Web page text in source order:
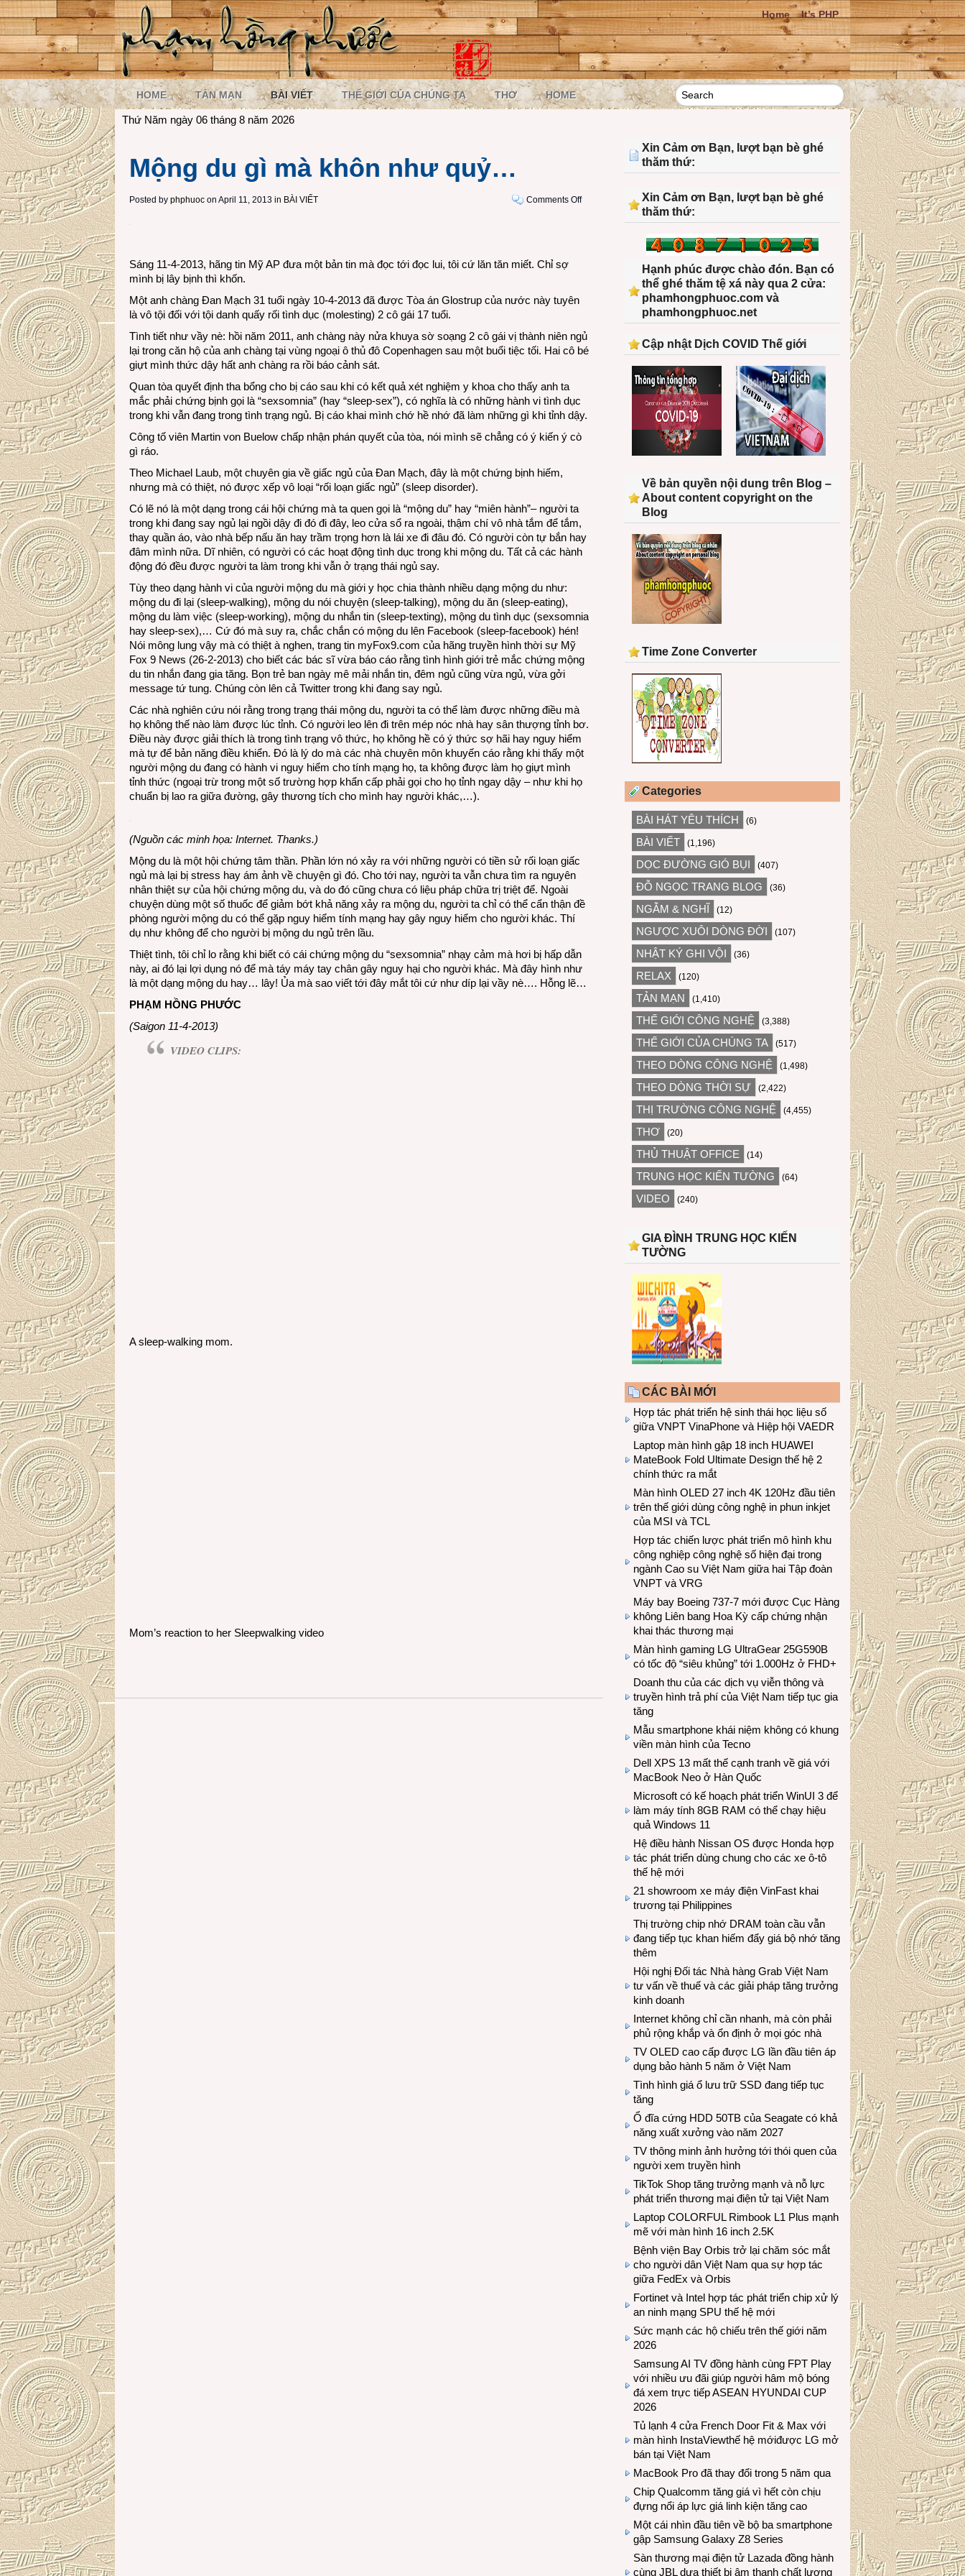
Home It’s PHP
HOME TẢN MẠN BÀI VIẾT THẾ GIỚI CỦA CHÚNG TA THƠ HOME
Thứ Năm ngày 06 tháng 8 năm 2026
Mộng du gì mà khôn như quỷ…
Posted by phphuoc on April 11, 2013 in BÀI VIẾT Comments Offon
Sáng 11-4-2013, hãng tin Mỹ AP đưa một bản tin mà đọc tới đọc lui, tôi cứ lăn tăn miết. Chỉ sợ
mình bị lây bịnh thì khốn.
Một anh chàng Đan Mạch 31 tuổi ngày 10-4-2013 đã được Tòa án Glostrup của nước này tuyên
là vô tội đối với tội danh quấy rối tình dục (molesting) 2 cô gái 17 tuổi.
Tình tiết như vầy nè: hồi năm 2011, anh chàng này nửa khuya sờ soạng 2 cô gái vị thành niên ngủ
lại trong căn hộ của anh chàng tại vùng ngoại ô thủ đô Copenhagen sau một buổi tiệc tối. Hai cô bé
giựt mình thức dậy hất anh chàng ra rồi báo cảnh sát.
Quan tòa quyết định tha bổng cho bị cáo sau khi có kết quả xét nghiệm y khoa cho thấy anh ta
mắc phải chứng bịnh gọi là “sexsomnia” (hay “sleep-sex”), có nghĩa là có những hành vi tình dục
trong khi vẫn đang trong tình trạng ngủ. Bị cáo khai mình chớ hề nhớ đã làm những gì khi tỉnh dậy.
Công tố viên Martin von Buelow chấp nhận phán quyết của tòa, nói mình sẽ chẳng có ý kiến ý cò
gì ráo.
Theo Michael Laub, một chuyên gia về giấc ngủ của Đan Mạch, đây là một chứng bịnh hiếm,
nhưng mà có thiệt, nó được xếp vô loại “rối loạn giấc ngủ” (sleep disorder).
Có lẽ nó là một dạng trong cái hội chứng mà ta quen gọi là “mộng du” hay “miên hành”– người ta
trong khi đang say ngủ lại ngồi dậy đi đó đi đây, leo cửa sổ ra ngoài, thậm chí vô nhà tắm để tắm,
thay quần áo, vào nhà bếp nấu ăn hay trầm trọng hơn là lái xe đi đâu đó. Có người còn tự bắn hay
đâm mình nữa. Dĩ nhiên, có người có các hoạt động tình dục trong khi mộng du. Tất cả các hành
động đó đều được người ta làm trong khi vẫn ở trạng thái ngủ say.
Tùy theo dạng hành vi của người mộng du mà giới y học chia thành nhiều dạng mộng du như:
mộng du đi lại (sleep-walking), mộng du nói chuyện (sleep-talking), mộng du ăn (sleep-eating),
mộng du làm việc (sleep-working), mộng du nhắn tin (sleep-texting), mộng du tình dục (sexsomnia
hay sleep-sex),… Cứ đó mà suy ra, chắc chắn có mộng du lên Facebook (sleep-facebook) hén!
Nói mông lung vậy mà có thiệt à nghen, trang tin myFox9.com của hãng truyền hình thời sự Mỹ
Fox 9 News (26-2-2013) cho biết các bác sĩ vừa báo cáo rằng tình hình giới trẻ mắc chứng mộng
du tin nhắn đang gia tăng. Bọn trẻ ban ngày mê mải nhắn tin, đêm ngủ cũng vừa ngủ, vừa gởi
message tứ tung. Chúng còn lên cả Twitter trong khi đang say ngủ.
Các nhà nghiên cứu nói rằng trong trạng thái mộng du, người ta có thể làm được những điều mà
họ không thế nào làm được lúc tỉnh. Có người leo lên đi trên mép nóc nhà hay sân thượng tỉnh bơ.
Điều này được giải thích là trong tình trạng vô thức, họ không hề có ý thức sợ hãi hay nguy hiểm
mà tự để bản năng điều khiển. Đó là lý do mà các nhà chuyên môn khuyến cáo rằng khi thấy một
người mộng du đang có hành vi nguy hiểm cho tính mạng họ, ta không được làm họ giựt mình
tỉnh thức (ngoại trừ trong một số trường hợp khẩn cấp phải gọi cho họ tỉnh ngay dậy – như khi họ
chuẩn bị lao ra giữa đường, gây thương tích cho mình hay người khác,…).
(Nguồn các minh họa: Internet. Thanks.)
Mộng du là một hội chứng tâm thần. Phần lớn nó xảy ra với những người có tiền sử rối loạn giấc
ngủ mà lại bị stress hay ám ảnh về chuyện gì đó. Cho tới nay, người ta vẫn chưa tìm ra nguyên
nhân thiệt sự của hội chứng mộng du, và do đó cũng chưa có liệu pháp chữa trị triệt để. Ngoài
chuyện dùng một số thuốc để giảm bớt khả năng xảy ra mộng du, người ta chỉ có thể cẩn thận đề
phòng người mộng du có thể gặp nguy hiểm tính mạng hay gây nguy hiểm cho người khác. Thí
dụ như không để cho người bị mộng du ngủ trên lầu.
Thiệt tình, tôi chỉ lo rằng khi biết có cái chứng mộng du “sexsomnia” nhạy cảm mà hơi bị hấp dẫn
này, ai đó lại lợi dụng nó để mà táy máy tay chân gây nguy hại cho người khác. Mà đây hình như
là một dạng mộng du hay… lây! Ủa mà sao viết tới đây mắt tôi cứ như díp lại vầy nè…. Hỗng lẽ…
PHẠM HỒNG PHƯỚC
(Saigon 11-4-2013)
VIDEO CLIPS:
A sleep-walking mom.
Mom’s reaction to her Sleepwalking video
Xin Cảm ơn Bạn, lượt bạn bè ghé
thăm thứ:
Xin Cảm ơn Bạn, lượt bạn bè ghé
thăm thứ:
Hạnh phúc được chào đón. Bạn có
thể ghé thăm tệ xá này qua 2 cửa:
phamhongphuoc.com và
phamhongphuoc.net
Cập nhật Dịch COVID Thế giới
Về bản quyền nội dung trên Blog –
About content copyright on the
Blog
Time Zone Converter
Categories
BÀI HÁT YÊU THÍCH (6)
BÀI VIẾT (1,196)
DỌC ĐƯỜNG GIÓ BỤI (407)
ĐỖ NGỌC TRANG BLOG (36)
NGẪM & NGHĨ (12)
NGƯỢC XUÔI DÒNG ĐỜI (107)
NHẬT KÝ GHI VỘI (36)
RELAX (120)
TẢN MẠN (1,410)
THẾ GIỚI CÔNG NGHỆ (3,388)
THẾ GIỚI CỦA CHÚNG TA (517)
THEO DÒNG CÔNG NGHỆ (1,498)
THEO DÒNG THỜI SỰ (2,422)
THỊ TRƯỜNG CÔNG NGHỆ (4,455)
THƠ (20)
THỦ THUẬT OFFICE (14)
TRUNG HỌC KIẾN TƯỜNG (64)
VIDEO (240)
GIA ĐÌNH TRUNG HỌC KIẾN
TƯỜNG
CÁC BÀI MỚI
Hợp tác phát triển hệ sinh thái học liệu số
giữa VNPT VinaPhone và Hiệp hội VAEDR
Laptop màn hình gập 18 inch HUAWEI
MateBook Fold Ultimate Design thế hệ 2
chính thức ra mắt
Màn hình OLED 27 inch 4K 120Hz đầu tiên
trên thế giới dùng công nghệ in phun inkjet
của MSI và TCL
Hợp tác chiến lược phát triển mô hình khu
công nghiệp công nghệ số hiện đại trong
ngành Cao su Việt Nam giữa hai Tập đoàn
VNPT và VRG
Máy bay Boeing 737-7 mới được Cục Hàng
không Liên bang Hoa Kỳ cấp chứng nhận
khai thác thương mại
Màn hình gaming LG UltraGear 25G590B
có tốc độ “siêu khủng” tới 1.000Hz ở FHD+
Doanh thu của các dịch vụ viễn thông và
truyền hình trả phí của Việt Nam tiếp tục gia
tăng
Mẫu smartphone khái niệm không có khung
viền màn hình của Tecno
Dell XPS 13 mất thế cạnh tranh về giá với
MacBook Neo ở Hàn Quốc
Microsoft có kế hoạch phát triển WinUI 3 để
làm máy tính 8GB RAM có thể chạy hiệu
quả Windows 11
Hệ điều hành Nissan OS được Honda hợp
tác phát triển dùng chung cho các xe ô-tô
thế hệ mới
21 showroom xe máy điện VinFast khai
trương tại Philippines
Thị trường chip nhớ DRAM toàn cầu vẫn
đang tiếp tục khan hiếm đẩy giá bộ nhớ tăng
thêm
Hội nghị Đối tác Nhà hàng Grab Việt Nam
tư vấn về thuế và các giải pháp tăng trưởng
kinh doanh
Internet không chỉ cần nhanh, mà còn phải
phủ rộng khắp và ổn định ở mọi góc nhà
TV OLED cao cấp được LG lần đầu tiên áp
dụng bảo hành 5 năm ở Việt Nam
Tình hình giá ổ lưu trữ SSD đang tiếp tục
tăng
Ổ đĩa cứng HDD 50TB của Seagate có khả
năng xuất xưởng vào năm 2027
TV thông minh ảnh hưởng tới thói quen của
người xem truyền hình
TikTok Shop tăng trưởng mạnh và nỗ lực
phát triển thương mại điện tử tại Việt Nam
Laptop COLORFUL Rimbook L1 Plus mạnh
mẽ với màn hình 16 inch 2.5K
Bệnh viện Bay Orbis trở lại chăm sóc mắt
cho người dân Việt Nam qua sự hợp tác
giữa FedEx và Orbis
Fortinet và Intel hợp tác phát triển chip xử lý
an ninh mạng SPU thế hệ mới
Sức mạnh các hộ chiếu trên thế giới năm
2026
Samsung AI TV đồng hành cùng FPT Play
với nhiều ưu đãi giúp người hâm mộ bóng
đá xem trực tiếp ASEAN HYUNDAI CUP
2026
Tủ lạnh 4 cửa French Door Fit & Max với
màn hình InstaViewthế hệ mớiđược LG mở
bán tại Việt Nam
MacBook Pro đã thay đổi trong 5 năm qua
Chip Qualcomm tăng giá vì hết còn chịu
đựng nổi áp lực giá linh kiện tăng cao
Một cái nhìn đầu tiên về bộ ba smartphone
gập Samsung Galaxy Z8 Series
Sàn thương mại điện tử Lazada đồng hành
cùng JBL dưa thiết bị âm thanh chất lượng